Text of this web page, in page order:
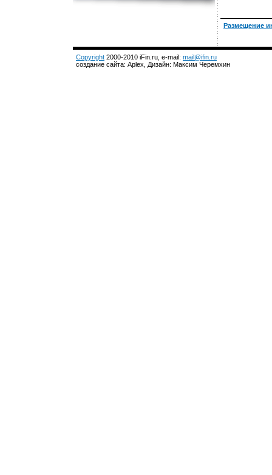
Размещение
Copyright 2000-2010 iFin.ru, e-mail: mail@ifin.ru
создание сайта: Aplex, Дизайн: Максим Черемхин